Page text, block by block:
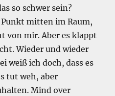
so schwer sein?
mitten im Raum,
von mir.Aber es klappt
Wieder und wieder
weiß ich doch, dass es
tut weh, aber
Mind over